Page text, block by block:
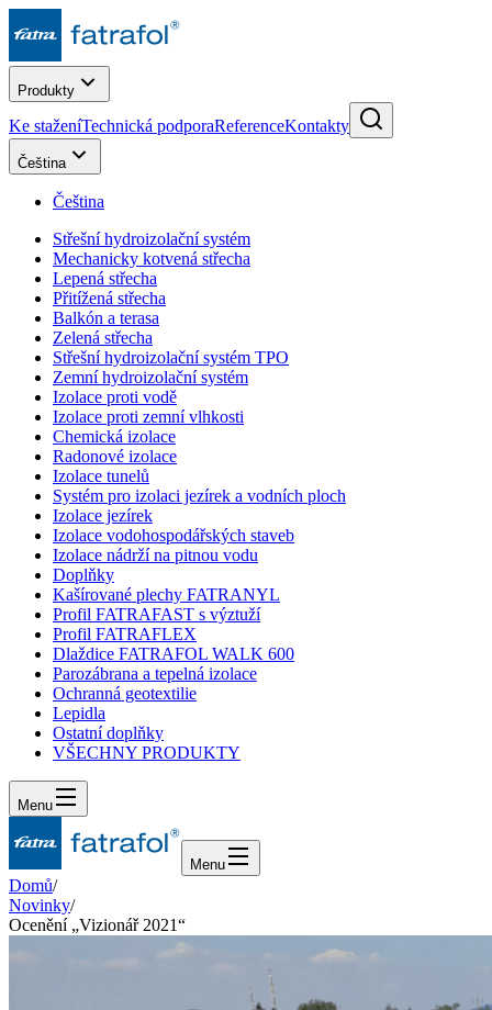
Produkty
Ke staženíTechnická podporaReferenceKontakty
Čeština
Čeština
Střešní hydroizolační systém
Mechanicky kotvená střecha
Lepená střecha
Přitížená střecha
Balkón a terasa
Zelená střecha
Střešní hydroizolační systém TPO
Zemní hydroizolační systém
Izolace proti vodě
Izolace proti zemní vlhkosti
Chemická izolace
Radonové izolace
Izolace tunelů
Systém pro izolaci jezírek a vodních ploch
Izolace jezírek
Izolace vodohospodářských staveb
Izolace nádrží na pitnou vodu
Doplňky
Kašírované plechy FATRANYL
Profil FATRAFAST s výztuží
Profil FATRAFLEX
Dlaždice FATRAFOL WALK 600
Parozábrana a tepelná izolace
Ochranná geotextilie
Lepidla
Ostatní doplňky
VŠECHNY PRODUKTY
Menu
Menu
Domů/
Novinky/
Ocenění „Vizionář 2021“